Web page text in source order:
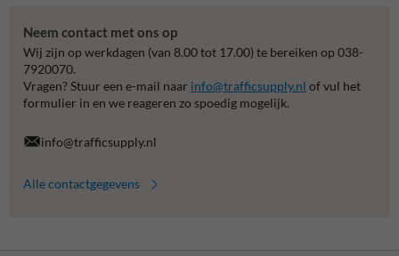
Neem contact met ons op
Wij zijn op werkdagen (van 8.00 tot 17.00) te bereiken op 038-
7920070.
Vragen? Stuur een e-mail naar info@trafficsupply.nl of vul het
formulier in en we reageren zo spoedig mogelijk.
info@trafficsupply.nl
Alle contactgegevens